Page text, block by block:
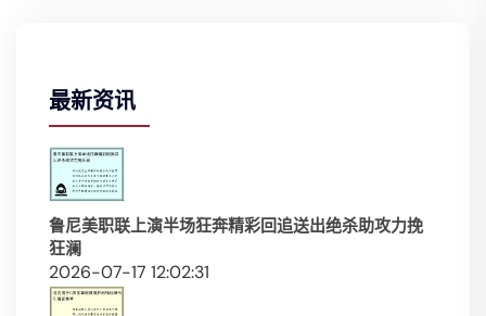
最新资讯
鲁尼美职联上演半场狂奔精彩回追送出绝杀助攻力挽
狂澜
2026-07-17 12:02:31